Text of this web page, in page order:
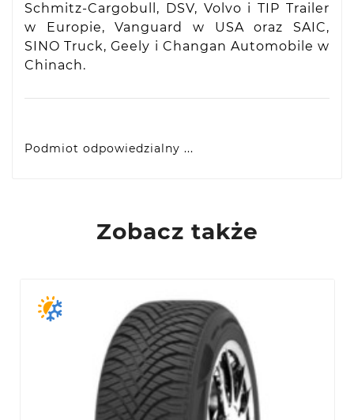
Schmitz-Cargobull, DSV, Volvo i TIP Trailer
w Europie, Vanguard w USA oraz SAIC,
SINO Truck, Geely i Changan Automobile w
Chinach.
Podmiot odpowiedzialny ...
Zobacz także